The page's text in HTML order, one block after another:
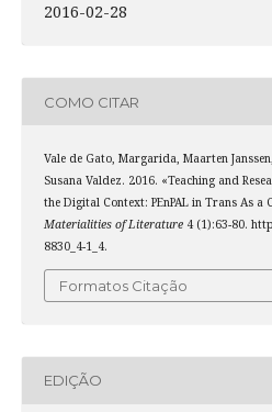
2016-02-28
COMO CITAR
Vale de Gato, Margarida, Maarten
Susana Valdez. 2016. «Teaching and
the Digital Context: PEnPAL in Trans As a
Materialities of Literature4 (1):63-80.
8830_4-1_4.
Formatos Citação
EDIÇÃO